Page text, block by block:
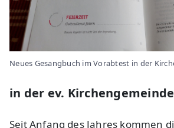
Neues Gesangbuch im Vorabtest in der
in der ev.
Seit Anfang des Jahres kommen